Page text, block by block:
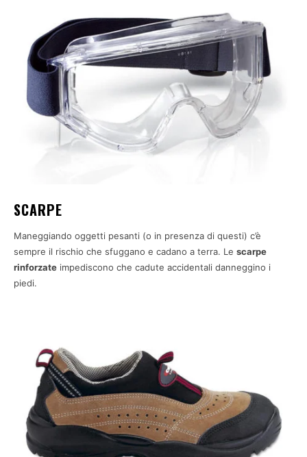
SCARPE
Maneggiando oggetti pesanti (o in presenza di questi) c’è
sempre il rischio che sfuggano e cadano a terra. Le scarpe
rinforzate impediscono che cadute accidentali danneggino i
piedi.